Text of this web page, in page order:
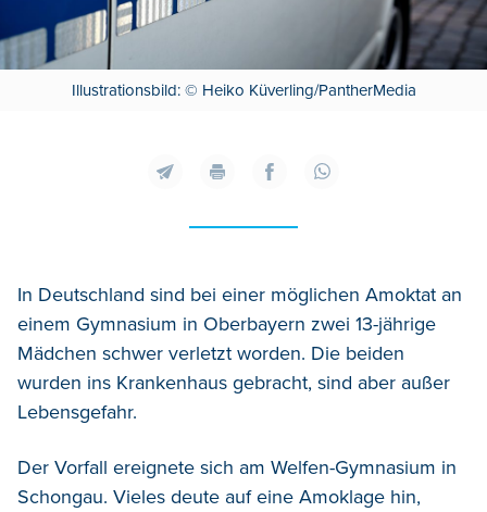
Illustrationsbild: © Heiko Küverling/PantherMedia
In Deutschland sind bei einer möglichen Amoktat an
einem Gymnasium in Oberbayern zwei 13-jährige
Mädchen schwer verletzt worden. Die beiden
wurden ins Krankenhaus gebracht, sind aber außer
Lebensgefahr.
Der Vorfall ereignete sich am Welfen-Gymnasium in
Schongau. Vieles deute auf eine Amoklage hin,